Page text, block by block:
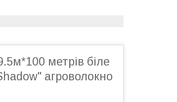
метрів біле
агроволокно